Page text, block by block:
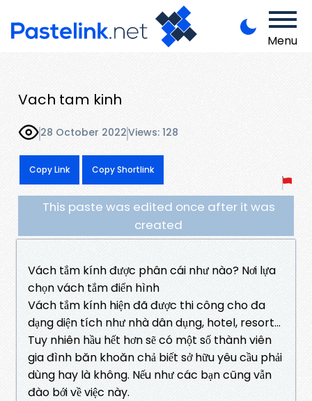
Menu
Vach tam kinh
28 October 2022Views: 128
Copy Link Copy Shortlink
This paste was edited once after it was
created
Vách tắm kính được phân cái như nào? Nơi lựa
chọn vách tắm điển hình
Vách tắm kính hiện đã được thi công cho đa
dạng diện tích như nhà dân dụng, hotel, resort…
Tuy nhiên hầu hết hơn sẽ có một số thành viên
gia đình băn khoăn chả biết sở hữu yêu cầu phải
dùng hay là không. Nếu như các bạn cũng vẫn
đào bới về việc này.